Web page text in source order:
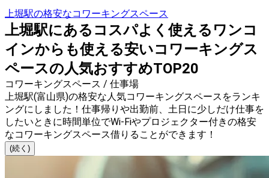
上堀駅の格安なコワーキングスペース
上堀駅にあるコスパよく使えるワンコ
インからも使える安いコワーキングス
ペースの人気おすすめTOP20
コワーキングスペース / 仕事場
上堀駅(富山県)の格安な人気コワーキングスペースをランキ
ングにしました！仕事帰りや出勤前、土日に少しだけ仕事を
したいときに時間単位でWi-Fiやプロジェクター付きの格安
なコワーキングスペース借りることができます！
(続く)